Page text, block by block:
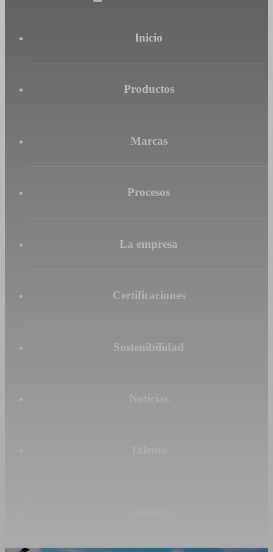
Inicio
Productos
Marcas
Procesos
La empresa
Certificaciones
Sostenibilidad
Noticias